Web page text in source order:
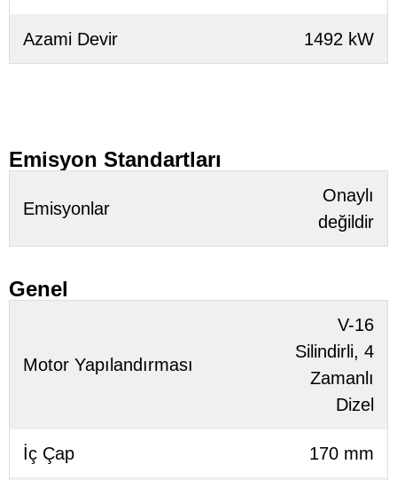
Azami Devir 1492 kW
Emisyon Standartları
Emisyonlar
Onaylı
değildir
Genel
Motor Yapılandırması
V-16
Silindirli, 4
Zamanlı
Dizel
İç Çap 170 mm